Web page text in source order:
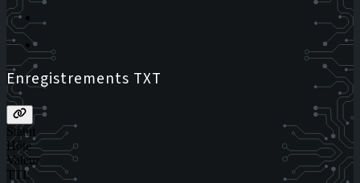
Enregistrements TXT
Statut
Hôte
Valeur
TTL